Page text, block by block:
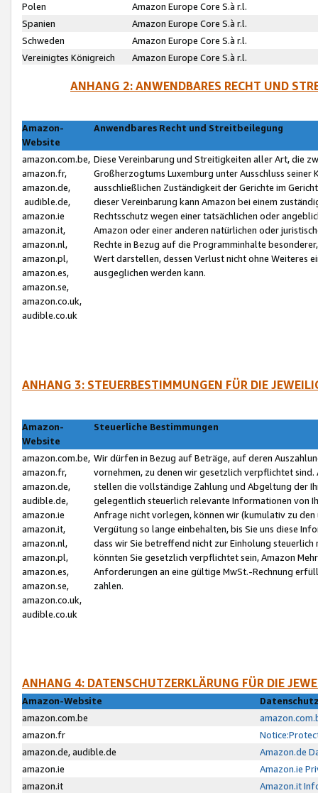
Polen
Amazon Europe Core S.à r.l.
Spanien
Amazon Europe Core S.à r.l.
Schweden
Amazon Europe Core S.à r.l.
Vereinigtes Königreich
Amazon Europe Core S.à r.l.
ANHANG 2: ANWENDBARES RECHT UND
Amazon-
Website
Anwendbares Recht und Streitbeilegung
amazon.com.be,
amazon.fr,
amazon.de,
audible.de,
amazon.ie
amazon.it,
amazon.nl,
amazon.pl,
amazon.es,
amazon.se,
amazon.co.uk,
audible.co.uk
Diese Vereinbarung und Streitigkeiten aller Art, die
Großherzogtums Luxemburg unter Ausschluss
ausschließlichen Zuständigkeit der Gerichte im
dieser Vereinbarung kann Amazon bei einem
Rechtsschutz wegen einer tatsächlichen oder
Amazon oder einer anderen natürlichen oder
Rechte in Bezug auf die Programminhalte
Wert darstellen, dessen Verlust nicht ohne Weiteres
ausgeglichen werden kann.
ANHANG 3: STEUERBESTIMMUNGEN FÜR DIE
Amazon-
Website
Steuerliche Bestimmungen
amazon.com.be,
amazon.fr,
amazon.de,
audible.de,
amazon.ie
amazon.it,
amazon.nl,
amazon.pl,
amazon.es,
amazon.se,
amazon.co.uk,
audible.co.uk
Wir dürfen in Bezug auf Beträge, auf deren
vornehmen, zu denen wir gesetzlich verpflichtet
stellen die vollständige Zahlung und Abgeltung der
gelegentlich steuerlich relevante Informationen von
Anfrage nicht vorlegen, können wir (kumulativ zu
Vergütung so lange einbehalten, bis Sie uns diese
dass wir Sie betreffend nicht zur Einholung
könnten Sie gesetzlich verpflichtet sein, Amazon
Anforderungen an eine gültige MwSt.-Rechnung
zahlen.
ANHANG 4: DATENSCHUTZERKLÄRUNG FÜR DIE
Amazon-Website
amazon.com.be
amazon.fr
amazon.de, audible.de
Amazon.de
amazon.ie
Amazon.ie
amazon.it
Amazon.it